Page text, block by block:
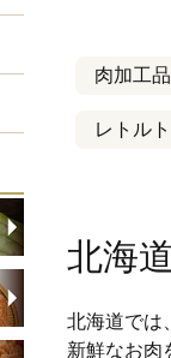
肉加工品
レトル
北海
北海道では
新鮮なお肉